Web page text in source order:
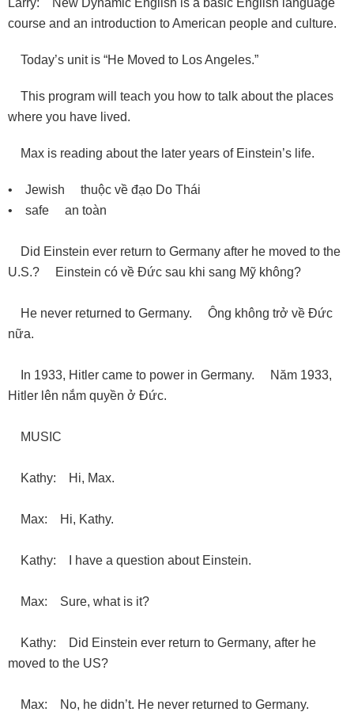
Larry: New Dynamic English is a basic English language
course and an introduction to American people and culture.
Today’s unit is “He Moved to Los Angeles.”
This program will teach you how to talk about the places
where you have lived.
Max is reading about the later years of Einstein’s life.
• Jewish thuộc về đạo Do Thái
• safe an toàn
Did Einstein ever return to Germany after he moved to the
U.S.? Einstein có về Ðức sau khi sang Mỹ không?
He never returned to Germany. Ông không trở về Ðức
nữa.
In 1933, Hitler came to power in Germany. Năm 1933,
Hitler lên nắm quyền ở Ðức.
MUSIC
Kathy: Hi, Max.
Max: Hi, Kathy.
Kathy: I have a question about Einstein.
Max: Sure, what is it?
Kathy: Did Einstein ever return to Germany, after he
moved to the US?
Max: No, he didn’t. He never returned to Germany.